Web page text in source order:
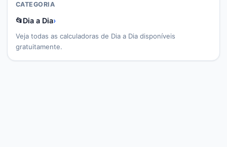
CATEGORIA
📂Dia a Dia›
Veja todas as calculadoras de Dia a Dia disponíveis
gratuitamente.